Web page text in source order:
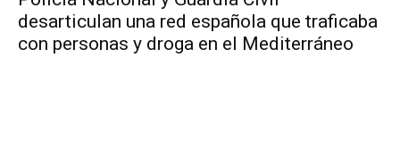
desarticulan una red española que traficaba
con personas y droga en el Mediterráneo